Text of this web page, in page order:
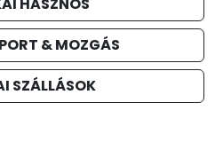
& MOZGÁS
SZÁLLÁSOK